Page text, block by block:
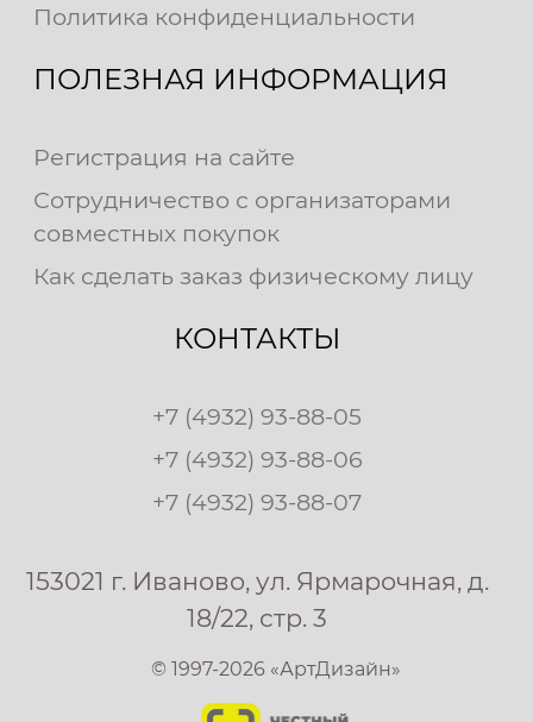
Политика конфиденциальности
ПОЛЕЗНАЯ ИНФОРМАЦИЯ
Регистрация на сайте
Сотрудничество с организаторами
совместных покупок
Как сделать заказ физическому лицу
КОНТАКТЫ
+7 (4932) 93-88-05
+7 (4932) 93-88-06
+7 (4932) 93-88-07
153021 г. Иваново, ул. Ярмарочная, д.
18/22, стр. 3
© 1997-2026 «АртДизайн»